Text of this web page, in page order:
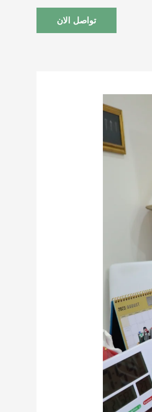
تواصل الان